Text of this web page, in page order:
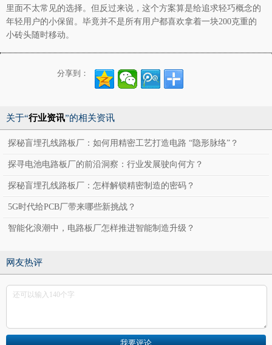
里面不太常见的选择。但反过来说，这个方案算是给追求轻巧概念的
年轻用户的小保留。毕竟并不是所有用户都喜欢拿着一块200克重的
小砖头随时移动。
分享到：
关于“行业资讯”的相关资讯
探秘盲埋孔线路板厂：如何用精密工艺打造电路 “隐形脉络”？
探寻电池电路板厂的前沿洞察：行业发展驶向何方？
探秘盲埋孔线路板厂：怎样解锁精密制造的密码？
5G时代给PCB厂带来哪些新挑战？
智能化浪潮中，电路板厂怎样推进智能制造升级？
网友热评